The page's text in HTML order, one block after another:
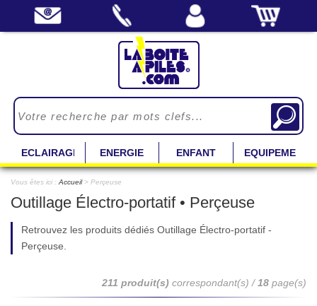
ECLAIRAGE ENERGIE ENFANT EQUIPEMENT
Vous êtes ici : Accueil> Perçeuse
Outillage Électro-portatif • Perçeuse
Retrouvez les produits dédiés Outillage Électro-portatif -
Perçeuse.
211 produit(s) correspondant(s) /18 page(s)